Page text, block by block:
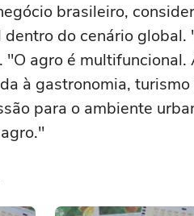
brasileiro,
do cenário
"O agro é
à gastronomia,
para o ambiente